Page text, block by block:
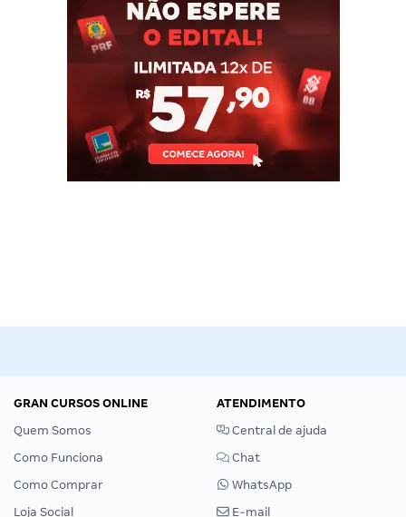
GRAN CURSOS ONLINE
Quem Somos
Como Funciona
Como Comprar
Loja Social
ATENDIMENTO
Central de ajuda
Chat
WhatsApp
E-mail